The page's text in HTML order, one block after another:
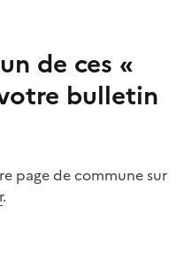
de ces «
bulletin
page de commune sur
.